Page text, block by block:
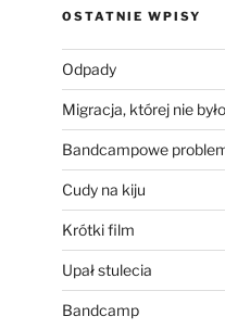
OSTATNIE WPISY
Odpady
Migracja, której nie było
Bandcampowe
Cudy na kiju
Krótki film
Upał stulecia
Bandcamp